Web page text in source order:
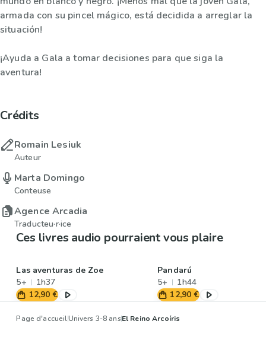
armada con su pincel mágico, está decidida a arreglar la
situación!
¡Ayuda a Gala a tomar decisiones para que siga la
aventura!
Crédits
Romain Lesiuk
Auteur
Marta Domingo
Conteuse
Agence Arcadia
Traducteu·r·ice
Ces livres audio pourraient vous plaire
Las aventuras de Zoe
5+
1h37
12,90 €
Pandarú
5+
1h44
12,90 €
Page d'accueilUnivers 3-8 ansEl Reino Arcoíris